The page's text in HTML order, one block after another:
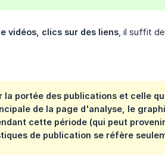
vidéos, clics sur des liens , il suffit
portée des publications et celle
de la page d'analyse, le
cette période (qui peut
de publication se réfère